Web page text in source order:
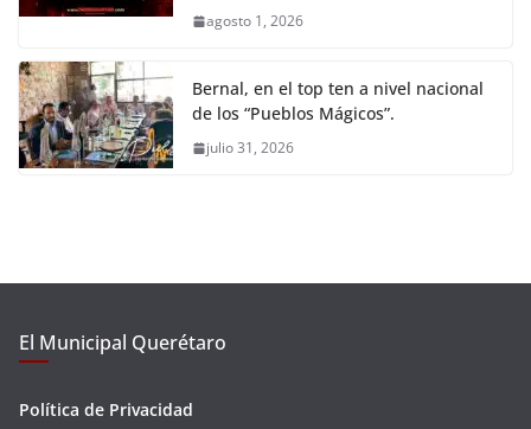
agosto 1, 2026
Bernal, en el top ten a nivel nacional
de los “Pueblos Mágicos”.
julio 31, 2026
El Municipal Querétaro
Política de Privacidad